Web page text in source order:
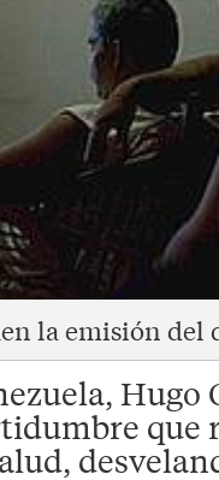
la emisión del
Hugo
que